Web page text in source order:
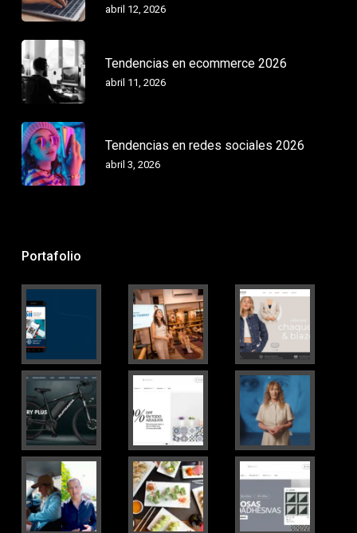
abril 12, 2026
Tendencias en ecommerce 2026
abril 11, 2026
Tendencias en redes sociales 2026
abril 3, 2026
Portafolio